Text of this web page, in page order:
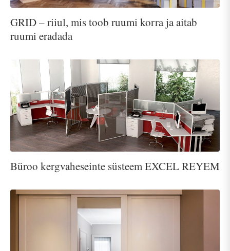
GRID – riiul, mis toob ruumi korra ja aitab
ruumi eradada
Büroo kergvaheseinte süsteem EXCEL REYEM